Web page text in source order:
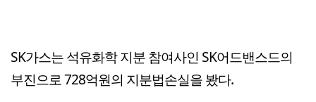
SK가스는 석유화학 지분 참여사인 SK어드밴스드의
부진으로 728억원의 지분법손실을 봤다.